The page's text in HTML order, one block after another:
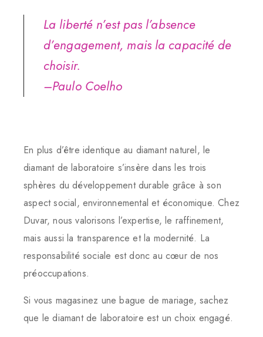
La liberté n’est pas l’absence
d’engagement, mais la capacité de
choisir.
–Paulo Coelho
En plus d’être identique au diamant naturel, le
diamant de laboratoire s’insère dans les trois
sphères du développement durable grâce à son
aspect social, environnemental et économique. Chez
Duvar, nous valorisons l’expertise, le raffinement,
mais aussi la transparence et la modernité. La
responsabilité sociale est donc au cœur de nos
préoccupations.
Si vous magasinez une bague de mariage, sachez
que le diamant de laboratoire est un choix engagé.